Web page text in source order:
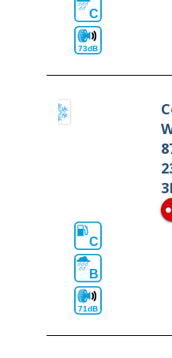
C
73dB
C
B
71dB